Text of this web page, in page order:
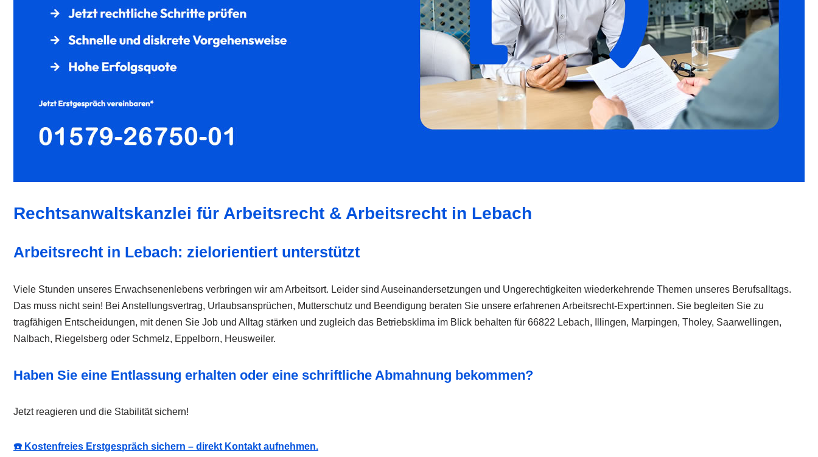
Rechtsanwaltskanzlei für Arbeitsrecht & Arbeitsrecht in Lebach
Arbeitsrecht in Lebach: zielorientiert unterstützt
Viele Stunden unseres Erwachsenenlebens verbringen wir am Arbeitsort. Leider sind Auseinandersetzungen und Ungerechtigkeiten wiederkehrende Themen unseres Berufsalltags.
Das muss nicht sein! Bei Anstellungsvertrag, Urlaubsansprüchen, Mutterschutz und Beendigung beraten Sie unsere erfahrenen Arbeitsrecht-Expert:innen. Sie begleiten Sie zu
tragfähigen Entscheidungen, mit denen Sie Job und Alltag stärken und zugleich das Betriebsklima im Blick behalten für 66822 Lebach, Illingen, Marpingen, Tholey, Saarwellingen,
Nalbach, Riegelsberg oder Schmelz, Eppelborn, Heusweiler.
Haben Sie eine Entlassung erhalten oder eine schriftliche Abmahnung bekommen?
Jetzt reagieren und die Stabilität sichern!
☎️ Kostenfreies Erstgespräch sichern – direkt Kontakt aufnehmen.